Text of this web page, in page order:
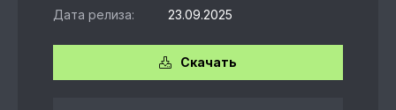
Дата релиза:
23.09.2025
Скачать